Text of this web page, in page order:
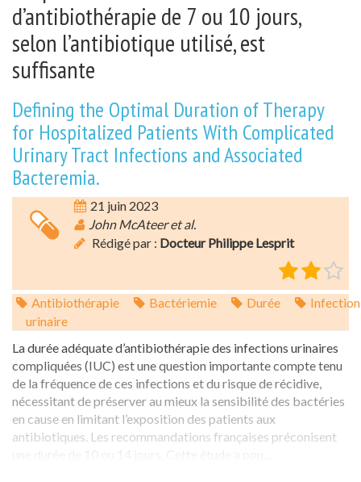
d’antibiothérapie de 7 ou 10 jours,
selon l’antibiotique utilisé, est
suffisante
Defining the Optimal Duration of Therapy
for Hospitalized Patients With Complicated
Urinary Tract Infections and Associated
Bacteremia.
21 juin 2023
John McAteer et al.
Rédigé par : Docteur Philippe Lesprit
Antibiothérapie Bactériemie Durée
Infection
urinaire
La durée adéquate d’antibiothérapie des infections urinaires
compliquées (IUC) est une question importante compte tenu
de la fréquence de ces infections et du risque de récidive,
nécessitant de préserver au mieux la sensibilité des bactéries
en cause en limitant l’exposition des patients aux
antibiotiques. Les recommandations françaises préconisent